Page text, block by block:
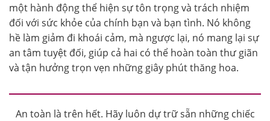
một hành động thể hiện sự tôn trọng và trách nhiệm
đối với sức khỏe của chính bạn và bạn tình. Nó không
hề làm giảm đi khoái cảm, mà ngược lại, nó mang lại sự
an tâm tuyệt đối, giúp cả hai có thể hoàn toàn thư giãn
và tận hưởng trọn vẹn những giây phút thăng hoa.
An toàn là trên hết. Hãy luôn dự trữ sẵn những chiếc